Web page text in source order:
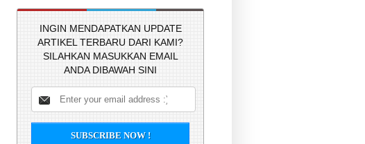
INGIN MENDAPATKAN UPDATE
ARTIKEL TERBARU DARI KAMI?
SILAHKAN MASUKKAN EMAIL
ANDA DIBAWAH SINI